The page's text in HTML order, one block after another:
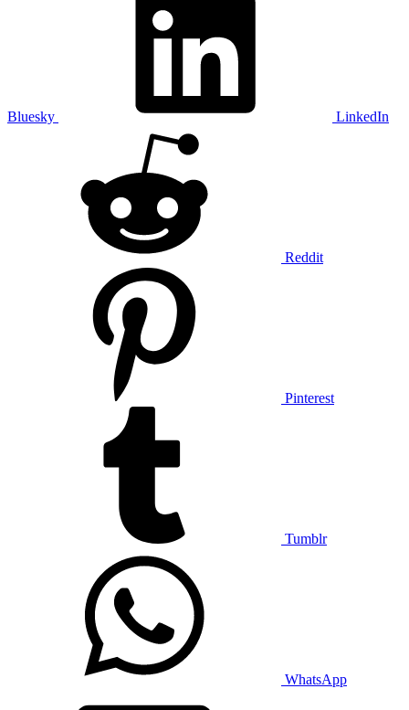
Bluesky LinkedIn
Reddit
Pinterest
Tumblr
WhatsApp